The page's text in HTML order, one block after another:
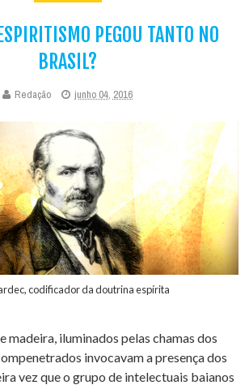
PEGOU TANTO NO
BRASIL?
Redação junho 04, 2016
codificador da doutrina espírita
madeira, iluminados pelas chamas dos
invocavam a presença dos
vez que o grupo de intelectuais baianos